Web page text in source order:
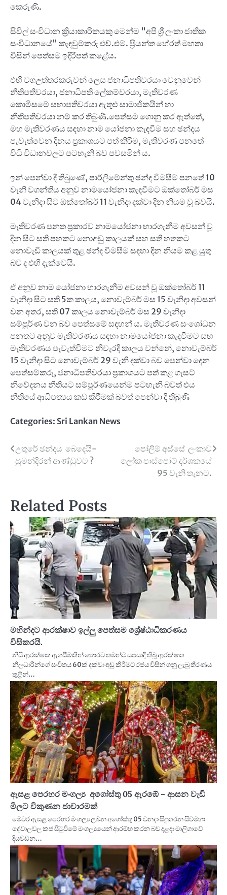
කෙරුණි.
සිවිල් සංවිධාන ක්‍රියාකාරිකයකු මෙන්ම "අපි ශ්‍රී ලංකා ජාතික
සංවිධානයේ" කැඳවුම්කරු එච්.එම්. ප්‍රියන්ත හේරත් මහතා
විසින් පෙත්සම ඉදිරිපත් කළේය.
එහි වගඋත්තරකරුවන් ලෙස ජනාධිපතිවරයා වෙනුවෙන්
නීතිපතිවරයා, ජනාධිපති ලේකම්වරයා, මැතිවරණ
කොමිසමේ සභාපතිවරයා ඇතුළු සාමාජිකයින් හා
නීතිපතිවරයා නම් කර තිබුණි.පෙත්සම ගොනු කර ඇත්තේ,
මහ මැතිවරණය සඳහා නාම යෝජනා කැඳවීම සහ ඡන්දය
පැවැත්වෙන දිනය ප්‍රකාශයට පත් කිරීම, මැතිවරණ පනතේ
විධි විධානවලට පටහැනි බව පවසමින් ය.
ඉන් පෙන්වා දී තිබුණේ, පාර්ලිමේන්තු ඡන්ද විමසීම් පනතේ 10
වැනි වගන්තිය අනුව නාමයෝජනා කැඳවීමට ඔක්තෝබර් මස
04 වැනිදා සිට ඔක්තෝබර් 11 වැනිදා දක්වා දින නියම වූ බවයි.
මැතිවරණ පනත ප්‍රකාරව නාමයෝජනා භාරගැනීම අවසන් වූ
දින සිට සති පහකට නොඅඩු කාලයක් සහ සති හතකට
නොවැඩි කාලයක් තුළ ඡන්ද විමසීම සඳහා දින නියම කළ යුතු
බව ද එහි දැක්වෙයි.
ඒ අනූව නාම යෝජනා භාරගැනීම අවසන් වූ ඔක්තෝබර් 11
වැනිදා සිට සති 5ක කාලය, නොවැම්බර් මස 15 වැනිදා අවසන්
වන අතර, සති 07 කාලය නොවැම්බර් මස 29 වැනිදා
සම්පූර්ණ වන බව පෙත්සමේ සඳහන් ය. මැතිවරණ සංශෝධන
පනතට අනූව මැතිවරණය සඳහා නාමයෝජනා කැඳවීමට සහ
මැතිවරණය පැවැත්වීමට නිවැරදි කාලය වන්නේ, නොවැම්බර්
15 වැනිදා සිට නොවැම්බර් 29 වැනි දක්වා බව පෙන්වා දෙන
පෙත්සම්කරු, ජනාධිපතිවරයා ප්‍රකාශයට පත් කළ ගැසට්
නිවේදනය නීතියට සම්පූර්ණයෙන්ම පටහැනි බවත් එය
නීතියේ ආධිපත්‍යය කඩ කිරීමක් බවත් පෙන්වා දී තිබුණි
Categories: Sri Lankan News
Post
navigation
උතුරේ ඡන්දය බෙදෙයි-
සුමන්දිරන් ආණ්ඩුවට ?
පෝලිම් අස්සේ ලංකාව
ලෝක පාස්පෝට් දර්ශකයේ
95 වැනි තැනට.
Related Posts
මහින්දට ආරක්ෂාව ඉල්ලු පෙත්සම ශ්‍රේෂ්ඨාධිකරණය
විසිකරයි.
නිසි ආරක්ෂක ඇගයීමකින් තොරව තමන්ට සපයාදී තිබූ ආරක්ෂක
නිලධාරීන්ගේ සංචිතය 60ක් දක්වා අඩු කිරීමට රජය විසින් ගනු ලැබූ තීරණය
තුළින්…
ඇසළ පෙරහර මංගල්‍ය අගෝස්තු 05 ඇරඹේ – ආසන වැඩි
මිලට විකුණන ජාවාරමක්
මෙවර ඇසළ පෙරහර මංගල්‍ය ලබන අගෝස්තු 05 වනදා සිදුකරන සිව්මහා
දේවාලවල කප් සිටුවීමේ මංගල්‍යයෙන් ආරම්භ කරන බව දළදා මාලිගාවේ
දියවඩන…